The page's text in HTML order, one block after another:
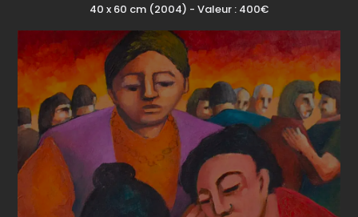
40 x 60 cm (2004) - Valeur : 400€